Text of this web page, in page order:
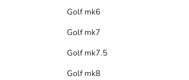
Golf mk6
Golf mk7
Golf mk7.5
Golf mk8